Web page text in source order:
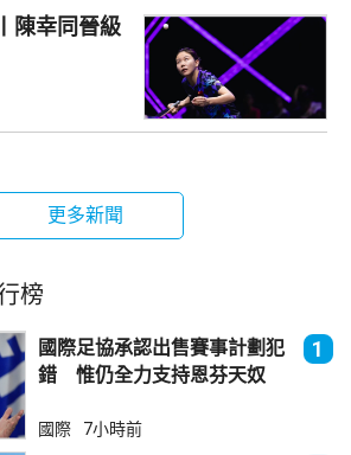
陳幸同晉級
更多新聞
榜
國際足協承認出售賽事計劃犯
錯 惟仍全力支持恩芬天奴
1
國際 7小時前